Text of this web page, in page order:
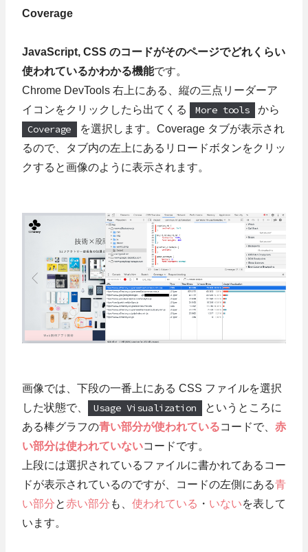
Coverage
JavaScript, CSS のコードがそのページでどれくらい
使われているかわかる機能です。
Chrome DevTools 右上にある、縦の三点リーダーア
イコンをクリックしたら出てくる
More tools から
Coverage
を選択します。Coverage タブが表示され
るので、タブ内の左上にあるリロードボタンをクリッ
クすると画像のように表示されます。
画像では、下段の一番上にある CSS ファイルを選択
した状態で、
Usage Visualization
というところに
ある棒グラフの青い部分が使われているコードで、 赤
い部分は使われていないコードです。
上段には選択されているファイルに書かれてあるコー
ドが表示されているのですが、コードの左側にある青
い部分と赤い部分 も、 使われている ・ いないを表して
います。